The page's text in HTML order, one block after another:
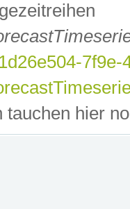
tauchen hier